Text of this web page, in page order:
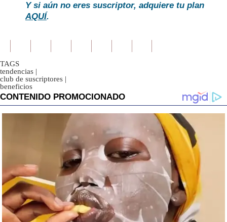
Y si aún no eres suscriptor, adquiere tu plan
AQUÍ.
TAGS
tendencias |
club de suscriptores |
beneficios